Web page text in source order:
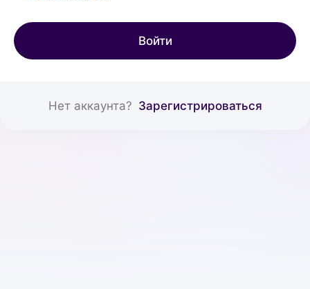
Войти
Нет аккаунта? Зарегистрироваться